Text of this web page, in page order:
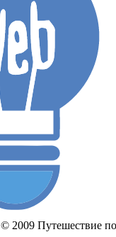
© 2009 Путешествие